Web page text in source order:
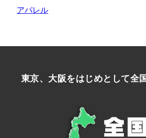
アパレル
東京、大阪をはじめとして全